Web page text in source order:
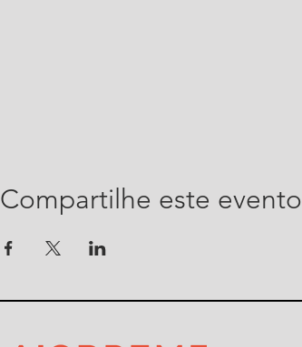
Compartilhe este evento